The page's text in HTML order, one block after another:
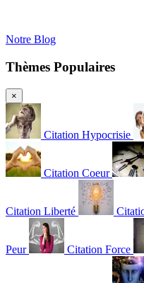
Notre Blog
Thèmes Populaires
×
Citation Hypocrisie
Citation Coeur
Citation Liberté
Peur Citation Force